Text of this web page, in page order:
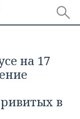
на 17
в